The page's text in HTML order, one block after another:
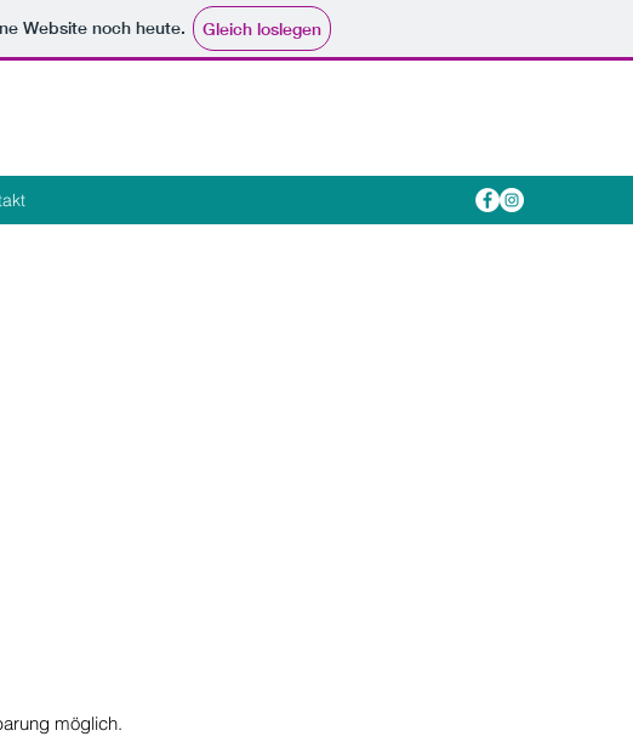
Website noch heute. Gleich loslegen
möglich.